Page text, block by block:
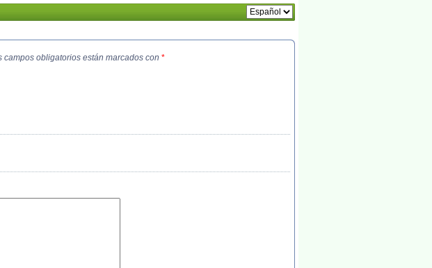
obligatorios están marcados con *